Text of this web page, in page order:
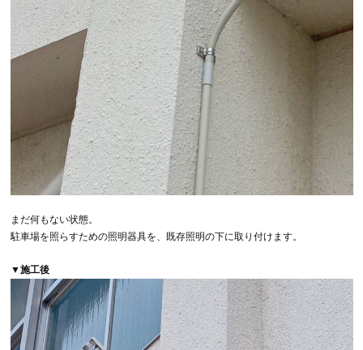
まだ何もない状態。
駐車場を照らすための照明器具を、既存照明の下に取り付けます。
▼施工後